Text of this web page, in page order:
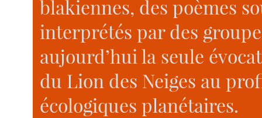
blakiennes, des poèmes
interprétés par des
aujourd’hui la seule
du Lion des Neiges au
écologiques planétaires.